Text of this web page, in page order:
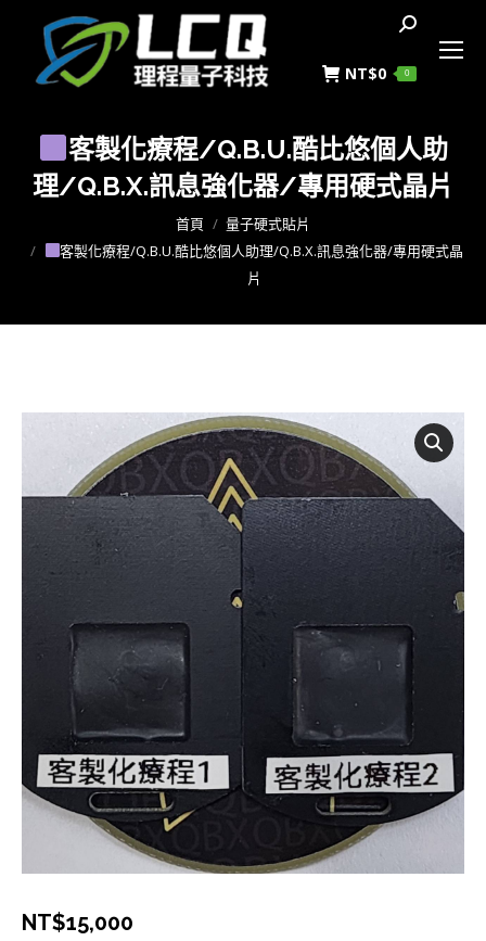
搜
NT$0 0
客製化療程/Q.B.U.酷比悠個人助
理/Q.B.X.訊息強化器/專用硬式晶片
首頁
量子硬式貼片
客製化療程/Q.B.U.酷比悠個人助理/Q.B.X.訊息強化器/專用硬式晶
片
NT$15,000